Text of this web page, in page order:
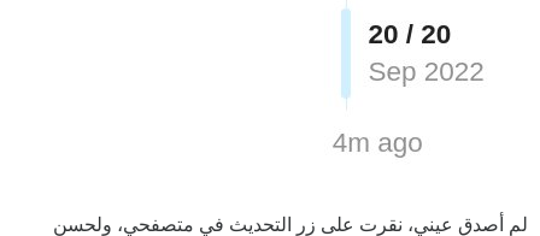
لم أصدق عيني، نقرت على زر التحديث في متصفحي، ولحسن